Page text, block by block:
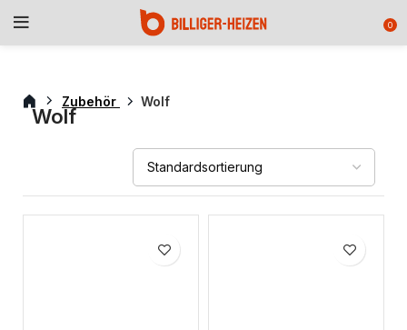
0
Zubehör Wolf
Wolf